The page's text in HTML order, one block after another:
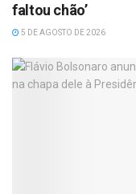
faltou chão’
5 DE AGOSTO DE 2026